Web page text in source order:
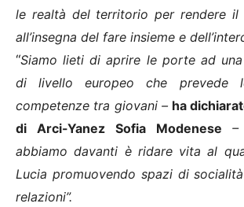
le realtà del territorio per rendere il
all’insegna del fare insieme e
“Siamo lieti di aprire le porte ad
di livello europeo che prevede
competenze tra giovani – ha
di Arci-Yanez Sofia Modenese –
abbiamo davanti è ridare vita al
Lucia promuovendo spazi di
relazioni”.